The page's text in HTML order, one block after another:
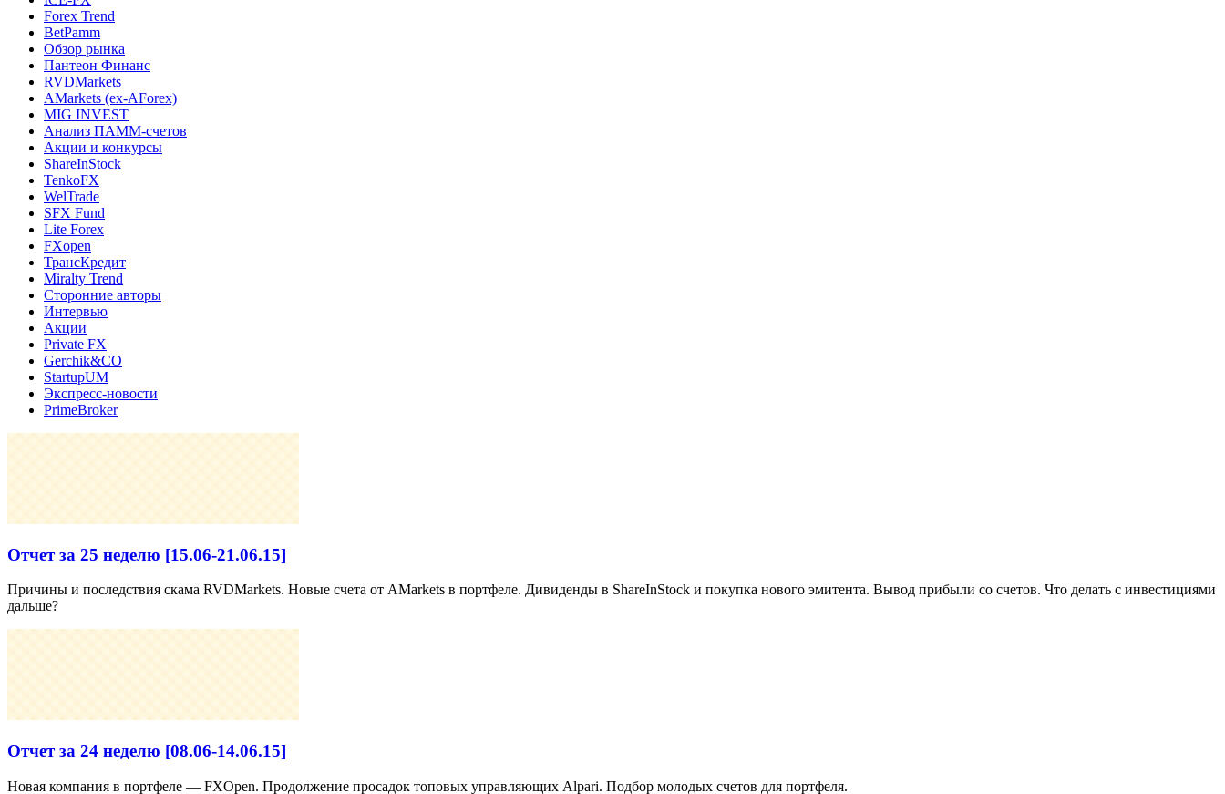
Forex Trend
BetPamm
Обзор рынка
Пантеон Финанс
RVDMarkets
AMarkets (ex-AForex)
MIG INVEST
Анализ ПАММ-счетов
Акции и конкурсы
ShareInStock
TenkoFX
WelTrade
SFX Fund
Lite Forex
FXopen
ТрансКредит
Miralty Trend
Сторонние авторы
Интервью
Акции
Private FX
Gerchik&CO
StartupUM
Экспресс-новости
PrimeBroker
Отчет за 25 неделю [15.06-21.06.15]
Причины и последствия скама RVDMarkets. Новые счета от AMarkets в портфеле. Дивиденды в ShareInStock и покупка нового эмитента. Вывод прибыли со счетов. Что делать с инвестициями
дальше?
Отчет за 24 неделю [08.06-14.06.15]
Новая компания в портфеле — FXOpen. Продолжение просадок топовых управляющих Alpari. Подбор молодых счетов для портфеля.